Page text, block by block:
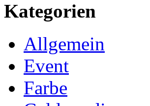
Kategorien
Allgemein
Event
Farbe